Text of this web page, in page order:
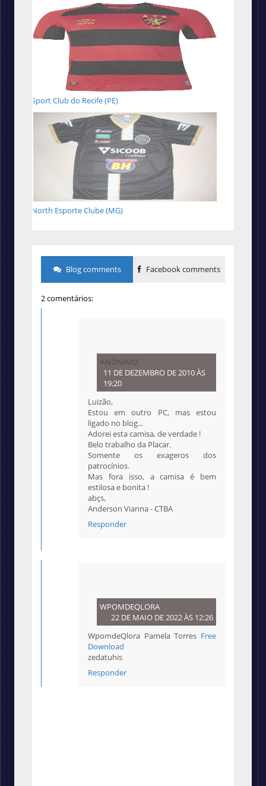
Sport Club do Recife (PE)
North Esporte Clube (MG)
Blog comments Facebook comments
2 comentários:
ANÔNIMO
11 DE DEZEMBRO DE 2010 ÀS
19:20
Luizão,
Estou em outro PC, mas estou
ligado no blog...
Adorei esta camisa, de verdade !
Belo trabalho da Placar.
Somente os exageros dos
patrocínios.
Mas fora isso, a camisa é bem
estilosa e bonita !
abçs,
Anderson Vianna - CTBA
Responder
WPOMDEQLORA
22 DE MAIO DE 2022 ÀS 12:26
WpomdeQlora Pamela Torres Free
Download
zedatuhis
Responder